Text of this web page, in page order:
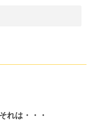
れは・・・